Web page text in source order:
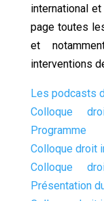
international
page toutes
et
interventions
Les podcasts
Colloque
Programme
Colloque droit
Colloque
Présentation